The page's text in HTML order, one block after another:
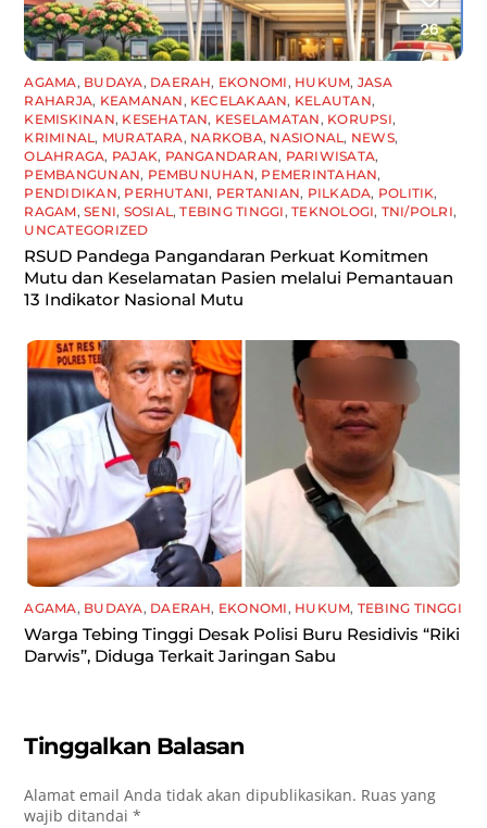
AGAMA, BUDAYA, DAERAH, EKONOMI , HUKUM, JASA
RAHARJA, KEAMANAN , KECELAKAAN, KELAUTAN,
KEMISKINAN, KESEHATAN, KESELAMATAN , KORUPSI,
KRIMINAL , MURATARA, NARKOBA, NASIONAL , NEWS,
OLAHRAGA, PAJAK, PANGANDARAN, PARIWISATA,
PEMBANGUNAN, PEMBUNUHAN, PEMERINTAHAN,
PENDIDIKAN, PERHUTANI, PERTANIAN, PILKADA, POLITIK,
RAGAM,SENI, SOSIAL ,TEBING TINGGI ,TEKNOLOGI, TNI/POLRI,
UNCATEGORIZED
RSUD Pandega Pangandaran Perkuat Komitmen
Mutu dan Keselamatan Pasien melalui Pemantauan
13 Indikator Nasional Mutu
AGAMA, BUDAYA, DAERAH, EKONOMI, HUKUM, TEBING TINGGI
Warga Tebing Tinggi Desak Polisi Buru Residivis “Riki
Darwis”, Diduga Terkait Jaringan Sabu
Tinggalkan Balasan
Alamat email Anda tidak akan dipublikasikan. Ruas yang
wajib ditandai*